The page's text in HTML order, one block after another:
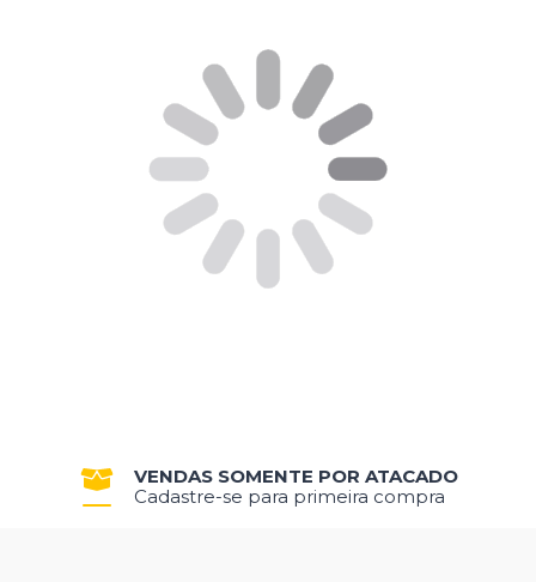
VENDAS SOMENTE POR ATACADO
Cadastre-se para primeira compra